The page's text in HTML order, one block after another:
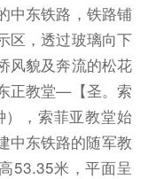
中东铁路，铁路铺
区，透过玻璃向下
风貌及奔流的松花
正教堂—【圣。索
，索菲亚教堂始
中东铁路的随军教
53.35米，平面呈